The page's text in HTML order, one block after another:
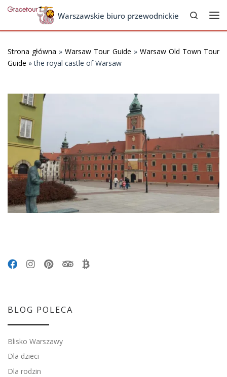
Skip to contentWarszawskie biuro przewodnickie
Search
Strona główna »Warsaw Tour Guide » Warsaw Old Town Tour
Guide »the royal castle of Warsaw
BLOG POLECA
Blisko Warszawy
Dla dzieci
Dla rodzin